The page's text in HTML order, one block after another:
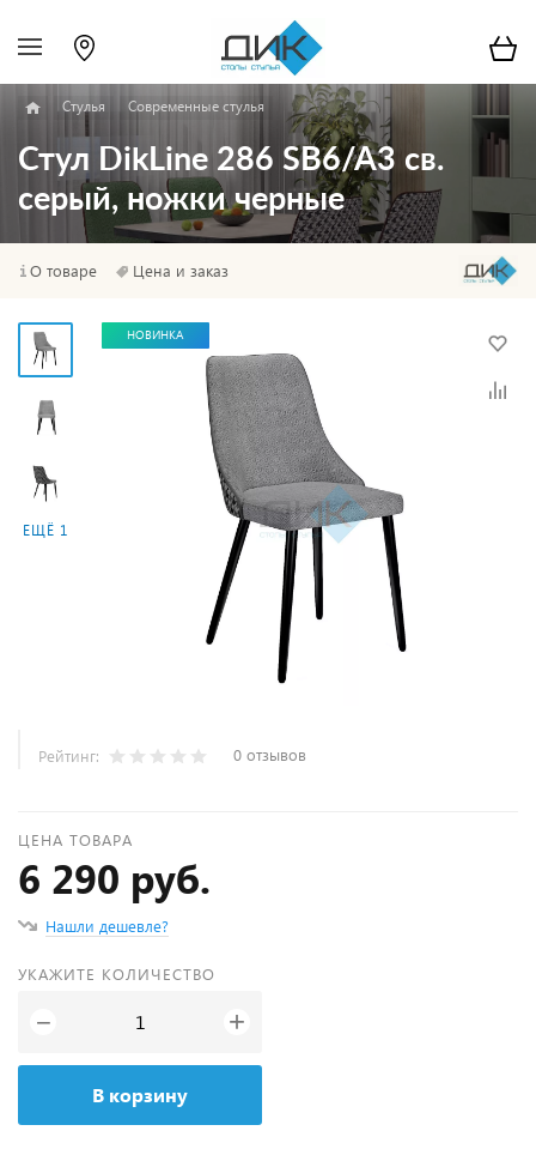
Стулья Современные стулья
Стул DikLine 286 SB6/A3 св.
серый, ножки черные
О товаре Цена и заказ
ЕЩЁ 1
НОВИНКА
Рейтинг: 0 отзывов
ЦЕНА ТОВАРА
6 290 руб.
Нашли дешевле?
УКАЖИТЕ КОЛИЧЕСТВО
− +
В корзину